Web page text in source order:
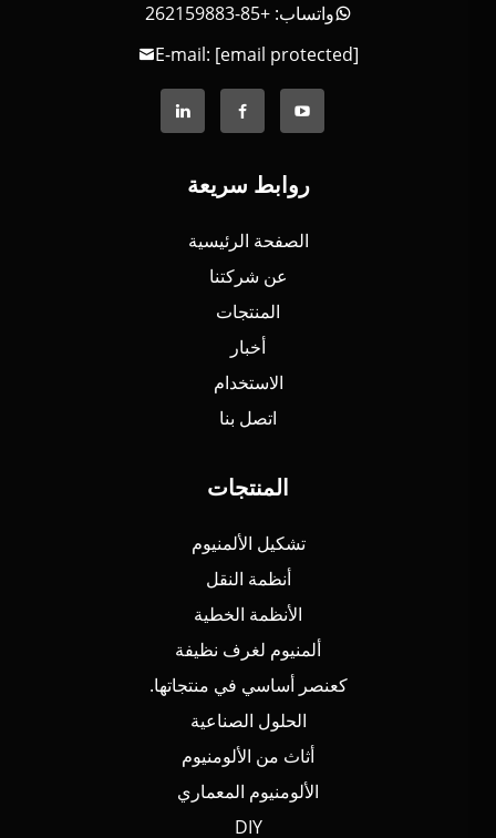
واتساب: +85-262159883
E-mail: [email protected]
روابط سريعة
الصفحة الرئيسية
عن شركتنا
المنتجات
أخبار
الاستخدام
اتصل بنا
المنتجات
تشكيل الألمنيوم
أنظمة النقل
الأنظمة الخطية
ألمنيوم لغرف نظيفة
كعنصر أساسي في منتجاتها.
الحلول الصناعية
أثاث من الألومنيوم
الألومنيوم المعماري
DIY